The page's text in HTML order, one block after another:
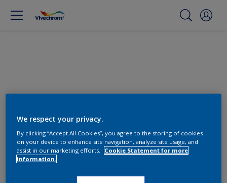
Βρείτε τα κατάλληλα προϊόντα
We respect your privacy.
By clicking “Accept All Cookies”, you agree to the storing of cookies
on your device to enhance site navigation, analyze site usage, and
assist in our marketing efforts.
Cookie Statement for more
information.